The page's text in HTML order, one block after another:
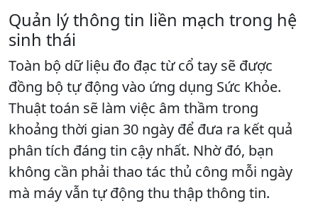
Quản lý thông tin liền mạch trong hệ
sinh thái
Toàn bộ dữ liệu đo đạc từ cổ tay sẽ được
đồng bộ tự động vào ứng dụng Sức Khỏe.
Thuật toán sẽ làm việc âm thầm trong
khoảng thời gian 30 ngày để đưa ra kết quả
phân tích đáng tin cậy nhất. Nhờ đó, bạn
không cần phải thao tác thủ công mỗi ngày
mà máy vẫn tự động thu thập thông tin.